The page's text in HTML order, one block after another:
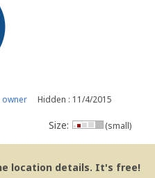
Hidden : 11/4/2015
Size: (small)
location details. It's free!